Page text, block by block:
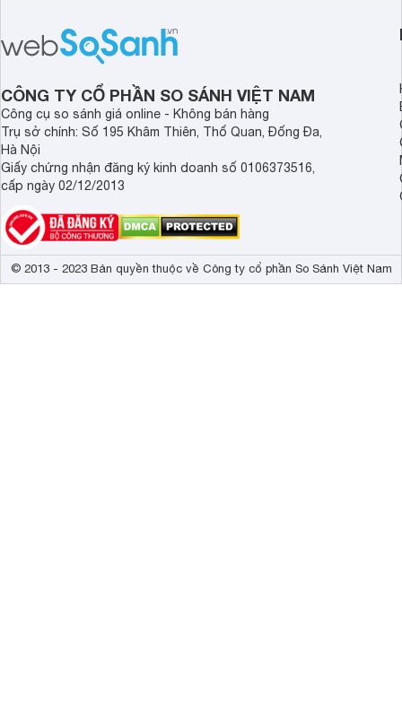
một bức họa thiên nhiên sống động, là
cánh chim tung bay, là hoa lá khẽ nở,
gửi gắm lời chúc an lành và viên mãn.
hảo cho doanh
CÔNG TY CỔ PHẦN SO SÁNH VIỆT NAM
Công cụ so sánh giá online - Không bán hàng
Trụ sở chính: Số 195 Khâm Thiên, Thổ Quan, Đống Đa,
Hà Nội
Giấy chứng nhận đăng ký kinh doanh số 0106373516,
cấp ngày 02/12/2013
© 2013 - 2023 Bản quyền thuộc về Công ty cổ phần So Sánh Việt Nam